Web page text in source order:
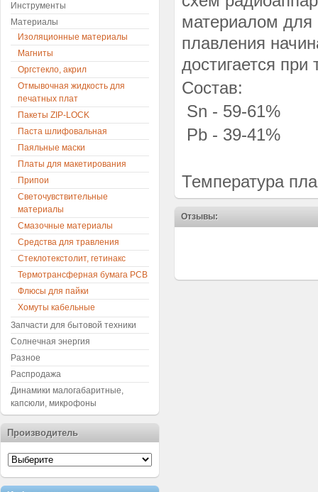
материалом для
плавления
достигается при
Состав:
Sn - 59-61%
Pb - 39-41%
Температура
Отзывы:
Инструменты
Материалы
Изоляционные материалы
Магниты
Оргстекло, акрил
Отмывочная жидкость для
печатных плат
Пакеты ZIP-LOCK
Паста шлифовальная
Паяльные маски
Платы для макетирования
Припои
Светочувствительные
материалы
Смазочные материалы
Средства для травления
Стеклотекстолит, гетинакс
Термотрансферная бумага PCB
Флюсы для пайки
Хомуты кабельные
Запчасти для бытовой техники
Солнечная энергия
Разное
Распродажа
Динамики малогабаритные,
капсюли, микрофоны
Производитель